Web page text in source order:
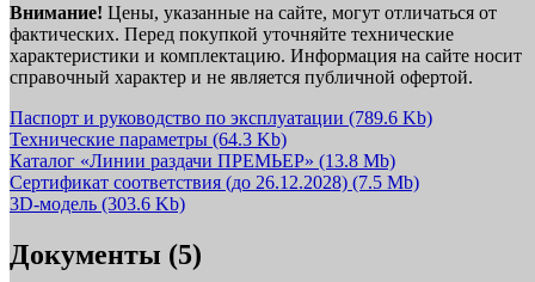
Внимание! Цены, указанные на сайте, могут отличаться от
фактических. Перед покупкой уточняйте технические
характеристики и комплектацию. Информация на сайте носит
справочный характер и не является публичной офертой.
Паспорт и руководство по эксплуатации (789.6 Kb)
Технические параметры (64.3 Kb)
Каталог «Линии раздачи ПРЕМЬЕР» (13.8 Mb)
Сертификат соответствия (до 26.12.2028) (7.5 Mb)
3D-модель (303.6 Kb)
Документы (5)